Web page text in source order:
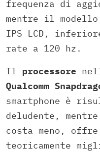
frequenza di
mentre il
IPS LCD,
rate a 120 hz.
Il processore
Qualcomm
smartphone è
deludente,
costa meno,
teoricamente